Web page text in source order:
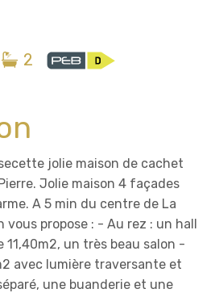
2
jolie maison de cachet
Jolie maison 4 façades
A 5 min du centre de La
vous propose : - Au rez : un hall
11,40m2, un très beau salon -
avec lumière traversante et
une buanderie et une